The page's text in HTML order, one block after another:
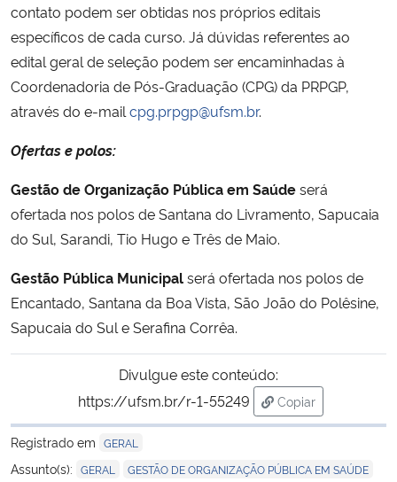
Gabinete de Segurança Institucional
Advocacia-Geral da União
Banco Central do Brasil
Planalto
contato podem ser obtidas nos próprios editais
específicos de cada curso. Já dúvidas referentes ao
edital geral de seleção podem ser encaminhadas à
Coordenadoria de Pós-Graduação (CPG) da PRPGP,
através do e-mail cpg.prpgp@ufsm.br.
Ofertas e polos:
Gestão de Organização Pública em Saúdeserá
ofertada nos polos de Santana do Livramento, Sapucaia
do Sul, Sarandi, Tio Hugo e Três de Maio.
Gestão Pública Municipalserá ofertada nos polos de
Encantado, Santana da Boa Vista, São João do Polêsine,
Sapucaia do Sul e Serafina Corrêa.
Divulgue este conteúdo:
https://ufsm.br/r-1-55249
Copiar
para área de
Registrado em GERAL
Assunto(s): GERAL GESTÃO DE ORGANIZAÇÃO PÚBLICA EM SAÚDE